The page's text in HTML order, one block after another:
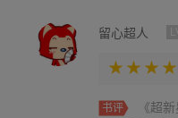
留心超人
书评
《超